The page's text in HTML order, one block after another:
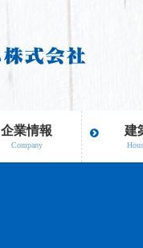
企業情報
Company
建